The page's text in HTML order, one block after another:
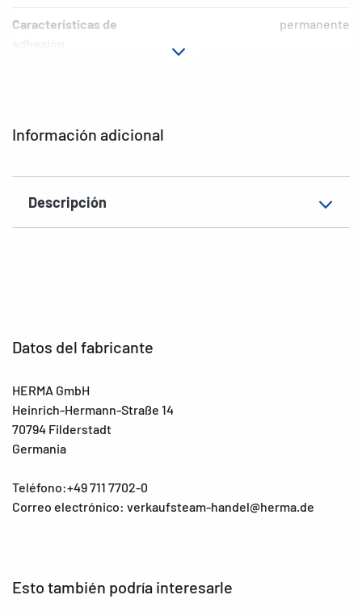
Información adicional
Descripción
Características de
permanente
Datos del fabricante
HERMA GmbH
Heinrich-Hermann-Straße 14
70794 Filderstadt
Germania
Teléfono:+49 711 7702-0
Correo electrónico: verkaufsteam-handel@herma.de
Esto también podría interesarle